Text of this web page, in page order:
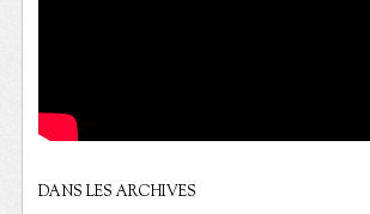
DANS LES ARCHIVES